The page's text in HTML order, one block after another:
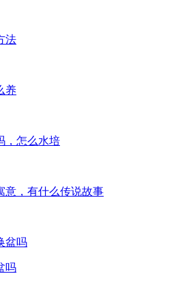
法
养
，怎么水培
意，有什么传说故事
吗